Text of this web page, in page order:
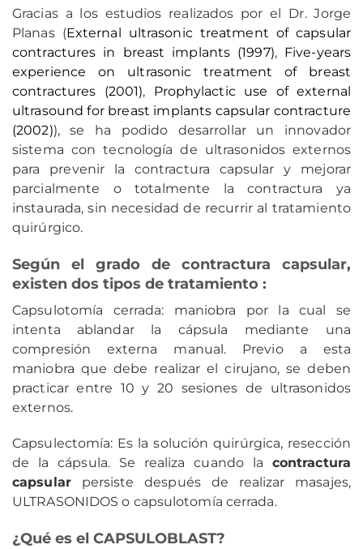
Gracias a los estudios realizados por el Dr. Jorge
Planas (External ultrasonic treatment of capsular
contractures in breast implants (1997), Five-years
experience on ultrasonic treatment of breast
contractures (2001), Prophylactic use of external
ultrasound for breast implants capsular contracture
(2002)), se ha podido desarrollar un innovador
sistema con tecnología de ultrasonidos externos
para prevenir la contractura capsular y mejorar
parcialmente o totalmente la contractura ya
instaurada, sin necesidad de recurrir al tratamiento
quirúrgico.
Según el grado de contractura capsular,
existen dos tipos de tratamiento :
Capsulotomía cerrada: maniobra por la cual se
intenta ablandar la cápsula mediante una
compresión externa manual. Previo a esta
maniobra que debe realizar el cirujano, se deben
practicar entre 10 y 20 sesiones de ultrasonidos
externos.
Capsulectomía: Es la solución quirúrgica, resección
de la cápsula. Se realiza cuando la contractura
capsularpersiste después de realizar masajes,
ULTRASONIDOS o capsulotomía cerrada.
¿Qué es el CAPSULOBLAST?